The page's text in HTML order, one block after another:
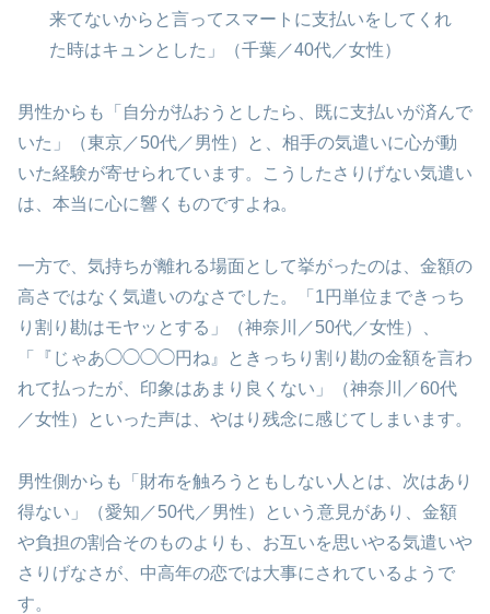
来てないからと言ってスマートに支払いをしてくれ
た時はキュンとした」（千葉／40代／女性）
男性からも「自分が払おうとしたら、既に支払いが済んで
いた」（東京／50代／男性）と、相手の気遣いに心が動
いた経験が寄せられています。こうしたさりげない気遣い
は、本当に心に響くものですよね。
一方で、気持ちが離れる場面として挙がったのは、金額の
高さではなく気遣いのなさでした。「1円単位まできっち
り割り勘はモヤッとする」（神奈川／50代／女性）、
「『じゃあ◯◯◯◯円ね』ときっちり割り勘の金額を言わ
れて払ったが、印象はあまり良くない」（神奈川／60代
／女性）といった声は、やはり残念に感じてしまいます。
男性側からも「財布を触ろうともしない人とは、次はあり
得ない」（愛知／50代／男性）という意見があり、金額
や負担の割合そのものよりも、お互いを思いやる気遣いや
さりげなさが、中高年の恋では大事にされているようで
す。